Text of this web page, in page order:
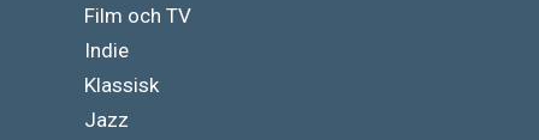
Film och TV
Indie
Klassisk
Jazz